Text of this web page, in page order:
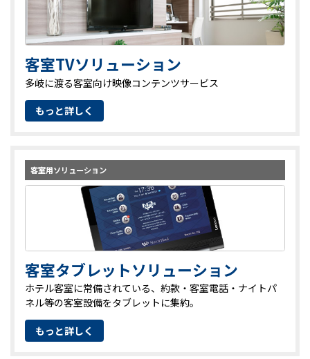
客室TVソリューション
多岐に渡る客室向け映像コンテンツサービス
もっと詳しく
客室用ソリューション
客室タブレットソリューション
ホテル客室に常備されている、約款・客室電話・ナイトパ
ネル等の客室設備をタブレットに集約。
もっと詳しく